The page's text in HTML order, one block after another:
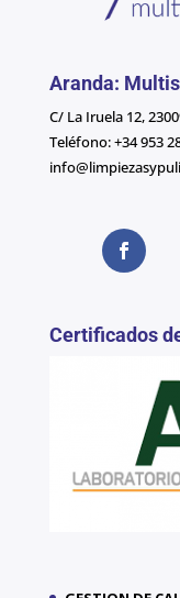
Aranda:
C/ La Iruela 12,
Teléfono: +34 953
Certificados